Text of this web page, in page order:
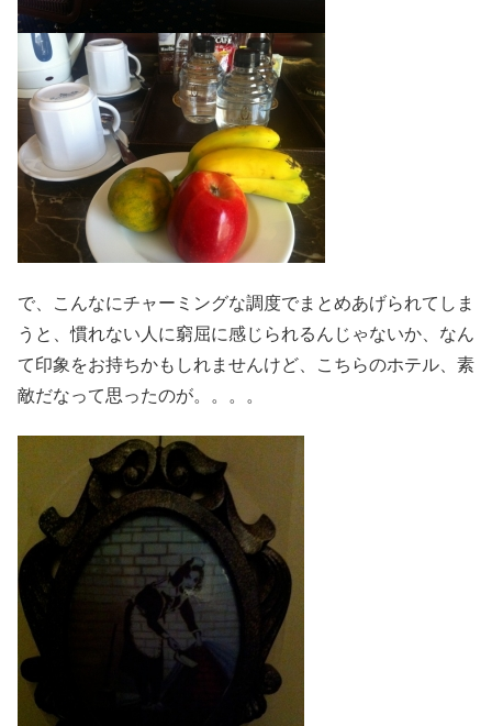
で、こんなにチャーミングな調度でまとめあげられてしま
うと、慣れない人に窮屈に感じられるんじゃないか、なん
て印象をお持ちかもしれませんけど、こちらのホテル、素
敵だなって思ったのが。。。。